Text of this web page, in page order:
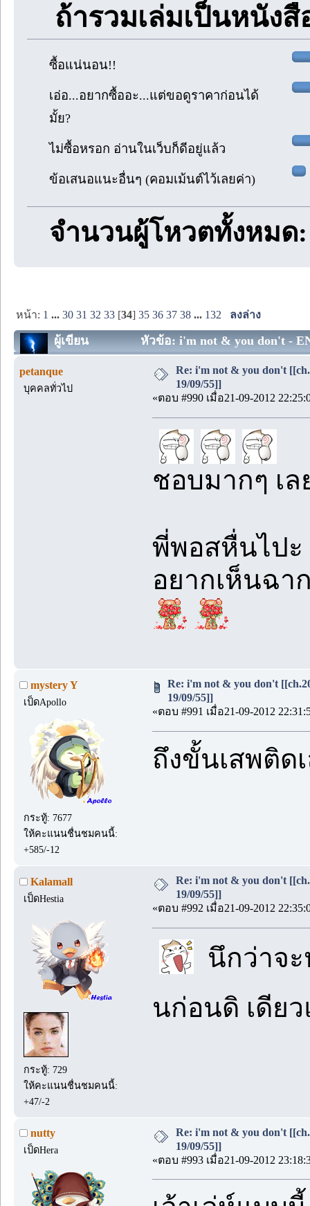
ถ้ารวมเล่มเป็นหนังสื
ซื้อแน่นอน!!
เอ่อ...อยากซื้ออะ...แต่ขอดูราคาก่อนได้
มั้ย?
ไม่ซื้อหรอก อ่านในเว็บก็ดีอยู่แล้ว
ข้อเสนอแนะอื่นๆ (คอมเม้นต์ไว้เลยค่า)
จำนวนผู้โหวตทั้งหมด:
หน้า: 1 ...30 31 32 33 [34]35 36 37 38 ... 132 ลงล่าง
ผู้เขียน หัวข้อ: i'm not & you don't -
petanque
บุคคลทั่วไป
Re: i'm not & you don't
19/09/55]]
«ตอบ #990 เมื่อ21-09-2012
ชอบมากๆ เล
พี่พอสหื่นไป
อยากเห็นฉา
mystery Y
เป็ดApollo
กระทู้: 7677
ให้คะแนนชื่นชมคนนี้:
+585/-12
Re: i'm not & you don't
19/09/55]]
«ตอบ #991 เมื่อ21-09-2012
ถึงขั้นเสพติด
Kalamall
เป็ดHestia
กระทู้: 729
ให้คะแนนชื่นชมคนนี้:
+47/-2
Re: i'm not & you don't
19/09/55]]
«ตอบ #992 เมื่อ21-09-2012
นึกว่าจ
นก่อนดิ เดีย
nutty
เป็ดHera
Re: i'm not & you don't
19/09/55]]
«ตอบ #993 เมื่อ21-09-2012